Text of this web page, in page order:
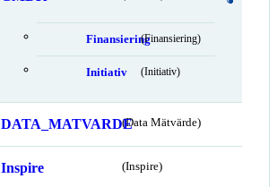
Finansiering(Finansiering)
Initiativ (Initiativ)
DATA_MATVARDE(Data Mätvärde)
Inspire (Inspire)